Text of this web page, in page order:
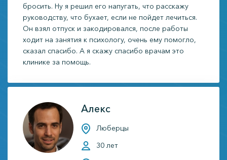
бросить. Ну я решил его напугать, что расскажу
руководству, что бухает, если не пойдет лечиться.
Он взял отпуск и закодировался, после работы
ходит на занятия к пcихологу, очень ему помогло,
сказал спасибо. А я скажу спасибо врачам это
клинике за помощь.
Алекс
Люберцы
30 лет